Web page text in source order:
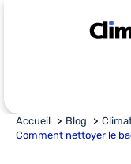
Accueil Blog
Comment nettoyer le